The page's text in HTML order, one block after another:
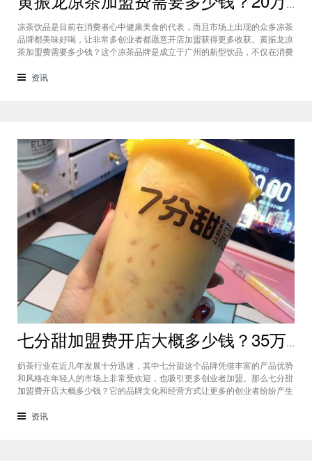
黄振龙凉茶加盟费需要多少钱？20万能开店不同城市都有加盟机会
凉茶饮品是目前在消费者心中健康美食的代表，而且市场上出现的众多凉茶
品牌都美味好喝，让非常多创业者都愿意开店加盟获得更多收获。黄振龙凉
茶加盟费需要多少钱？这个凉茶品牌是成立于广州的新型饮品，不仅在消费
准备20万就能开店。黄振龙凉茶加盟费需要多少钱？对于这个品牌我们可以
资讯
七分甜加盟费开店大概多少钱？35万元就能创业潜力无穷
奶茶行业在近几年发展十分迅速，其中七分甜这个品牌凭借丰富的产品优势
和风格在年轻人的市场上非常受欢迎，也吸引更多创业者加盟。那么七分甜
加盟费开店大概多少钱？它的品牌文化和经营方式让更多的创业者纷纷产生
创业潜力无穷。七分甜加盟费开店大概多少钱？这个奶茶品牌在不同的城市
资讯